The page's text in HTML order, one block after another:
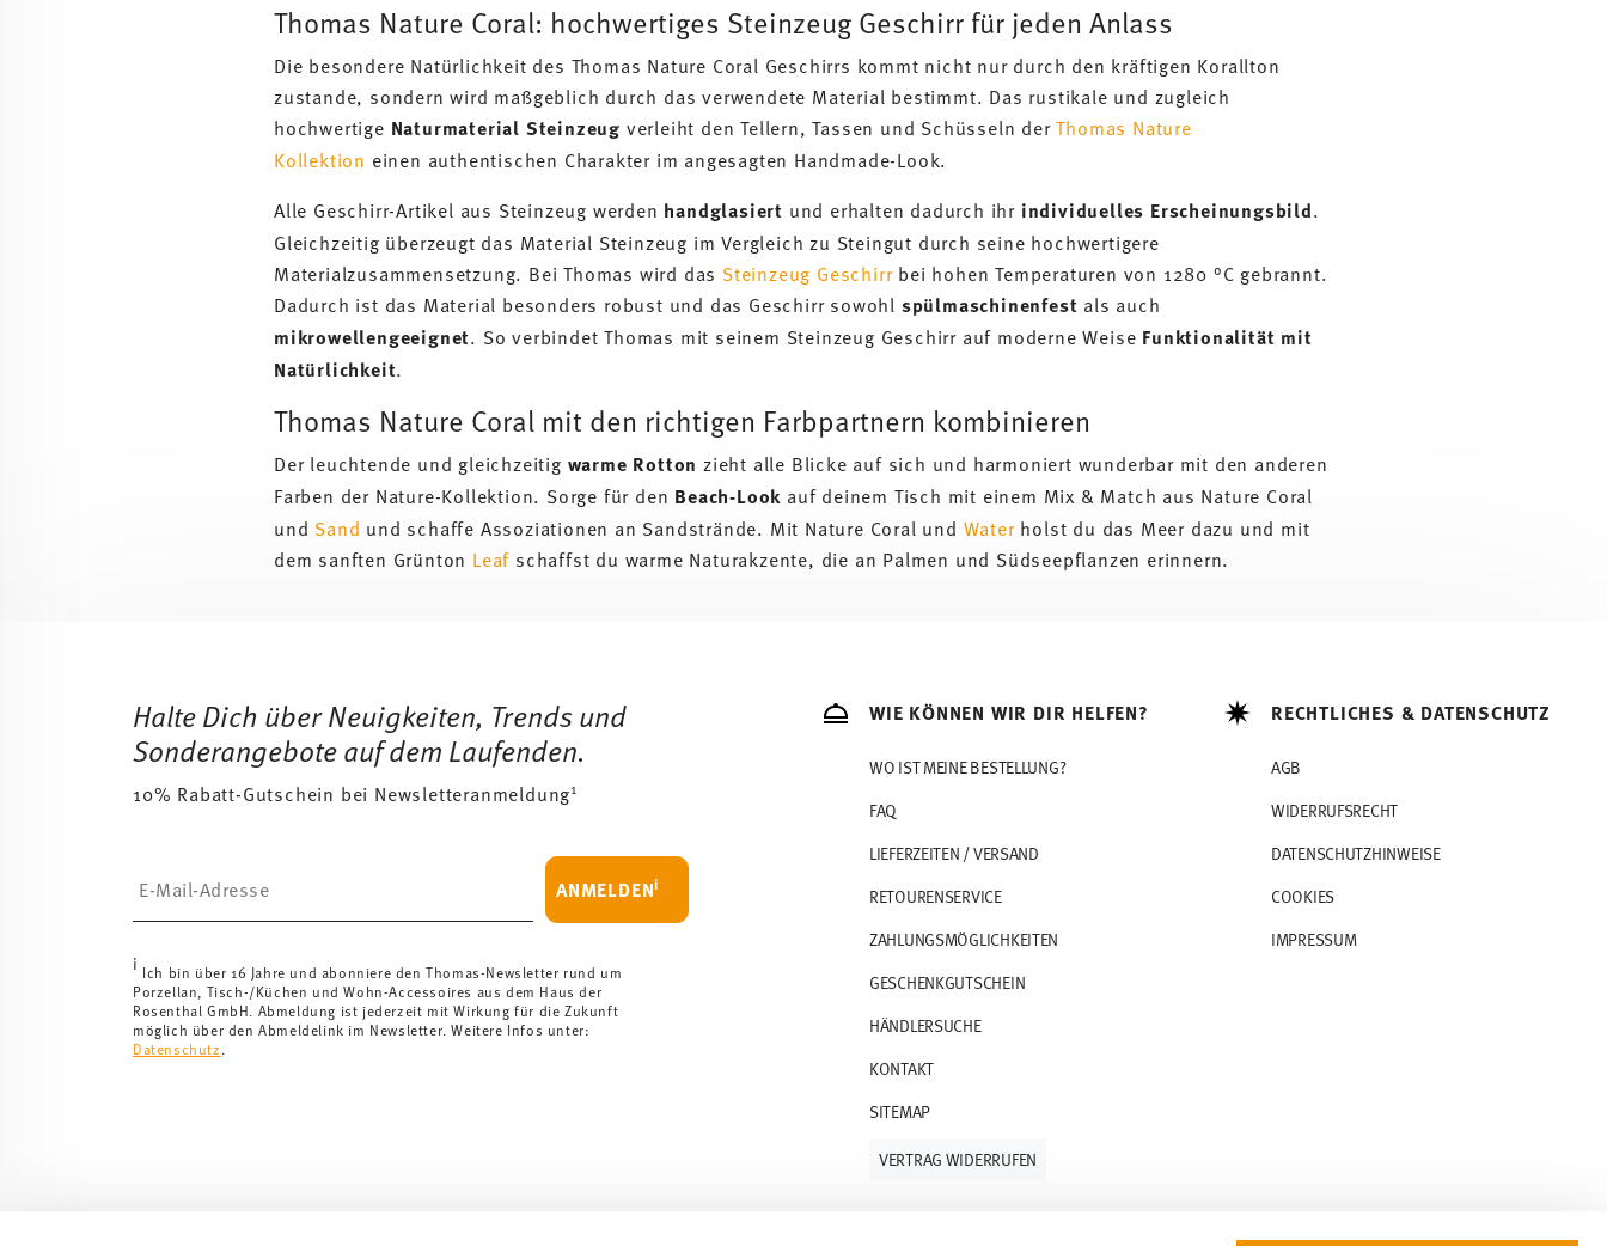
Thomas Nature Coral: hochwertiges Steinzeug Geschirr für jeden Anlass
Die besondere Natürlichkeit des Thomas Nature Coral Geschirrs kommt nicht nur durch den kräftigen Korallton
zustande, sondern wird maßgeblich durch das verwendete Material bestimmt. Das rustikale und zugleich
hochwertige Naturmaterial Steinzeug verleiht den Tellern, Tassen und Schüsseln derThomas Nature
Kollektion einen authentischen Charakter im angesagten Handmade-Look.
Alle Geschirr-Artikel aus Steinzeug werden handglasiert und erhalten dadurch ihr individuelles Erscheinungsbild.
Gleichzeitig überzeugt das Material Steinzeug im Vergleich zu Steingut durch seine hochwertigere
Materialzusammensetzung. Bei Thomas wird das Steinzeug Geschirrbei hohen Temperaturen von 1280 °C gebrannt.
Dadurch ist das Material besonders robust und das Geschirr sowohl spülmaschinenfest als auch
mikrowellengeeignet. So verbindet Thomas mit seinem Steinzeug Geschirr auf moderne Weise Funktionalität mit
Natürlichkeit.
Thomas Nature Coral mit den richtigen Farbpartnern kombinieren
Der leuchtende und gleichzeitig warme Rotton zieht alle Blicke auf sich und harmoniert wunderbar mit den anderen
Farben der Nature-Kollektion. Sorge für den Beach-Look auf deinem Tisch mit einem Mix & Match aus Nature Coral
und Sand und schaffe Assoziationen an Sandstrände. Mit Nature Coral und Waterholst du das Meer dazu und mit
dem sanften Grünton Leaf schaffst du warme Naturakzente, die an Palmen und Südseepflanzen erinnern.
Halte Dich über Neuigkeiten, Trends und
Sonderangebote auf dem Laufenden.
10% Rabatt-Gutschein bei Newsletteranmeldung1
ANMELDENi
i Ich bin über 16 Jahre und abonniere den Thomas-Newsletter rund um
Porzellan, Tisch-/Küchen und Wohn-Accessoires aus dem Haus der
Rosenthal GmbH. Abmeldung ist jederzeit mit Wirkung für die Zukunft
möglich über den Abmeldelink im Newsletter. Weitere Infos unter:
Datenschutz
WIE KÖNNEN WIR DIR HELFEN?
WO IST MEINE BESTELLUNG?
FAQ
LIEFERZEITEN / VERSAND
RETOURENSERVICE
ZAHLUNGSMÖGLICHKEITEN
GESCHENKGUTSCHEIN
HÄNDLERSUCHE
KONTAKT
SITEMAP
RECHTLICHES & DATENSCHUTZ
AGB
WIDERRUFSRECHT
DATENSCHUTZHINWEISE
COOKIES
IMPRESSUM
VERTRAG WIDERRUFEN